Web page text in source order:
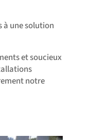
à une solution
et soucieux
notre